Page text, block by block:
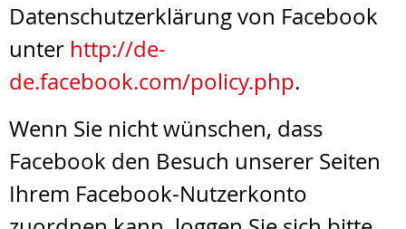
Datenschutzerklärung von Facebook
unter http://de-
de.facebook.com/policy.php.
Wenn Sie nicht wünschen, dass
Facebook den Besuch unserer Seiten
Ihrem Facebook-Nutzerkonto